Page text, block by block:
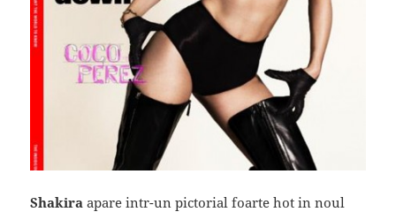
Shakira apare intr-un pictorial foarte hot in noul